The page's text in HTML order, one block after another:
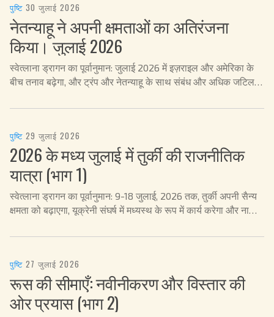
पुष्टि 30 जुलाई 2026
नेतन्याहू ने अपनी क्षमताओं का अतिरंजना
किया। जुलाई 2026
स्वेत्लाना ड्रागन का पूर्वानुमान: जुलाई 2026 में इज़राइल और अमेरिका के
बीच तनाव बढ़ेगा, और ट्रंप और नेतन्याहू के साथ संबंध और अधिक जटिल
पुष्टि 29 जुलाई 2026
2026 के मध्य जुलाई में तुर्की की राजनीतिक
यात्रा (भाग 1)
स्वेत्लाना ड्रागन का पूर्वानुमान: 9-18 जुलाई, 2026 तक, तुर्की अपनी सैन्य
क्षमता को बढ़ाएगा, यूक्रेनी संघर्ष में मध्यस्थ के रूप में कार्य करेगा और नाटो में
पुष्टि 27 जुलाई 2026
रूस की सीमाएँ: नवीनीकरण और विस्तार की
ओर प्रयास (भाग 2)